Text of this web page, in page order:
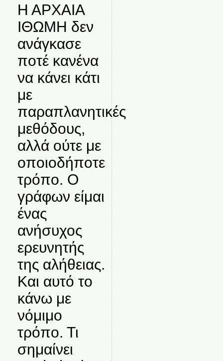
Η ΑΡΧΑΙΑ
ΙΘΩΜΗ δεν
ανάγκασε
ποτέ κανένα
να κάνει κάτι
με
παραπλανητικές
μεθόδους,
αλλά ούτε με
οποιοδήποτε
τρόπο. Ο
γράφων είμαι
ένας
ανήσυχος
ερευνητής
της αλήθειας.
Και αυτό το
κάνω με
νόμιμο
τρόπο. Τι
σημαίνει